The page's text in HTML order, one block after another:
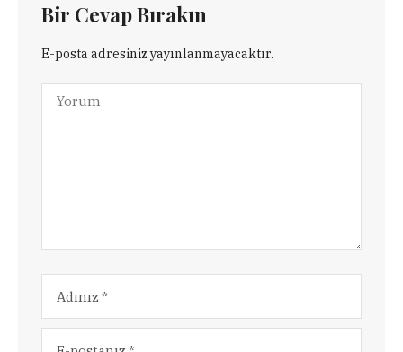
Bir Cevap Bırakın
E-posta adresiniz yayınlanmayacaktır.